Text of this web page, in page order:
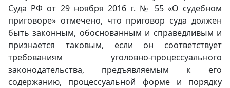
Суда РФ от 29 ноября 2016 г. № 55 «О судебном
приговоре» отмечено, что приговор суда должен
быть законным, обоснованным и справедливым и
признается таковым, если он соответствует
требованиям уголовно-процессуального
законодательства, предъявляемым к его
содержанию, процессуальной форме и порядку